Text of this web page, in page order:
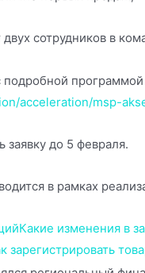
в
подробной программой
acceleration/msp-
заявку до 5 февраля.
в рамках
Какие изменения в
зарегистрировать